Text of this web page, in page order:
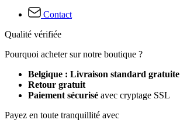
Contact
Qualité vérifiée
Pourquoi acheter sur notre boutique ?
Belgique : Livraison standard gratuite
Retour gratuit
Paiement sécurisé avec cryptage SSL
Payez en toute tranquillité avec